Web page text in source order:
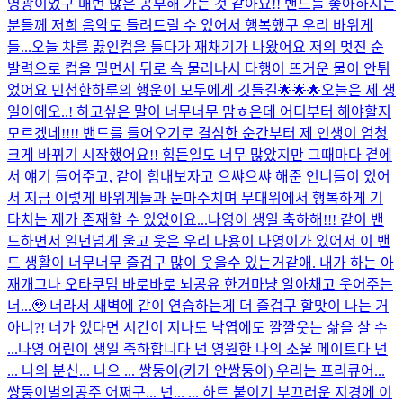
영광이었구 매번 많은 공부해 가는 것 같아요!! 밴드를 좋아하시는
분들께 저희 음악도 들려드릴 수 있어서 행복했구 우리 바위게
들...오늘 차를 끓인컵을 들다가 재채기가 나왔어요 저의 멋진 순
발력으로 컵을 밀면서 뒤로 슥 물러나서 다행이 뜨거운 물이 안튀
었어요 민첩한하루의 행운이 모두에게 깃들길🌟🌟🌟오늘은 제 생
일이에오..! 하고싶은 말이 너무너무 맘ㅎ은데 어디부터 해야할지
모르겠네!!!! 밴드를 들어오기로 결심한 순간부터 제 인생이 엄청
크게 바뀌기 시작했어요!! 힘든일도 너무 많았지만 그때마다 곁에
서 얘기 들어주고, 같이 힘내보자고 으쌰으쌰 해준 언니들이 있어
서 지금 이렇게 바위게들과 눈마주치며 무대위에서 행복하게 기
타치는 제가 존재할 수 있었어요...나영이 생일 축하해!!! 같이 밴
드하면서 일년넘게 울고 웃은 우리 나용이 나영이가 있어서 이 밴
드 생활이 너무너무 즐겁구 많이 웃을수 있는거같애. 내가 하는 아
재개그나 오타쿠밈 바로바로 뇌공유 한거마냥 알아채고 웃어주는
너...🥹 너라서 새벽에 같이 연습하는게 더 즐겁구 할맛이 나는 거
아니?! 너가 있다면 시간이 지나도 낙엽에도 깔깔웃는 삶을 살 수
...나영 어린이 생일 축하합니다 넌 영원한 나의 소울 메이트다 넌
... 나의 분신... 나으 ... 쌍둥이(키가 안쌍둥이) 우리는 프리큐어...
쌍둥이별의공주 어쩌구... 넌... ... 하트 붙이기 부끄러운 지경에 이